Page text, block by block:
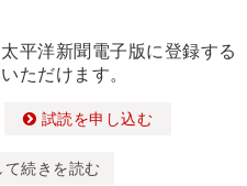
平洋新聞電子版に登録する
ただけます。
試読を申し込む
て続きを読む